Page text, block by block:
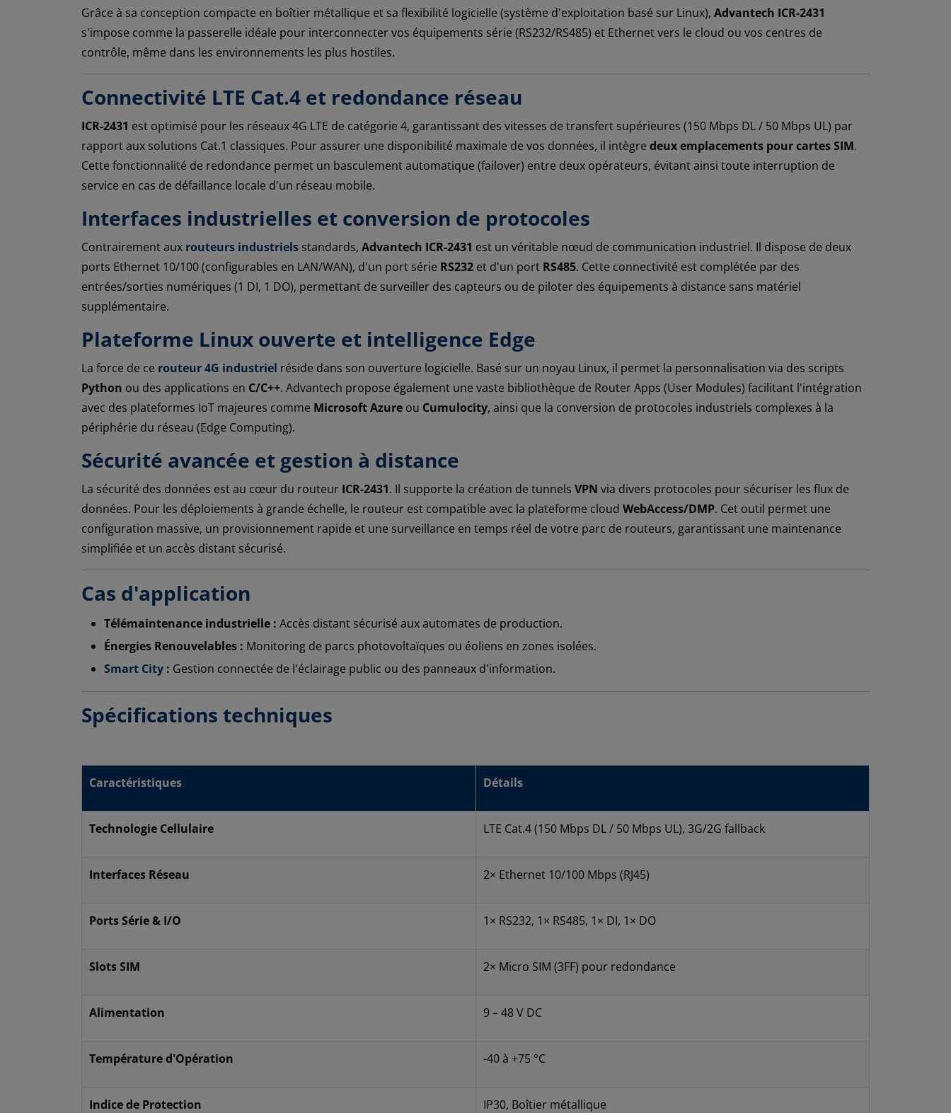
Grâce à sa conception compacte en boîtier métallique et sa flexibilité logicielle (système d'exploitation basé sur Linux), Advantech ICR-2431
s'impose comme la passerelle idéale pour interconnecter vos équipements série (RS232/RS485) et Ethernet vers le cloud ou vos centres de
contrôle, même dans les environnements les plus hostiles.
Connectivité LTE Cat.4 et redondance réseau
ICR-2431 est optimisé pour les réseaux 4G LTE de catégorie 4, garantissant des vitesses de transfert supérieures (150 Mbps DL / 50 Mbps UL) par
rapport aux solutions Cat.1 classiques. Pour assurer une disponibilité maximale de vos données, il intègre deux emplacements pour cartes SIM.
Cette fonctionnalité de redondance permet un basculement automatique (failover) entre deux opérateurs, évitant ainsi toute interruption de
service en cas de défaillance locale d'un réseau mobile.
Interfaces industrielles et conversion de protocoles
Contrairement aux routeurs industriels standards, Advantech ICR-2431 est un véritable nœud de communication industriel. Il dispose de deux
ports Ethernet 10/100 (configurables en LAN/WAN), d'un port série RS232 et d'un port RS485. Cette connectivité est complétée par des
entrées/sorties numériques (1 DI, 1 DO), permettant de surveiller des capteurs ou de piloter des équipements à distance sans matériel
supplémentaire.
Plateforme Linux ouverte et intelligence Edge
La force de ce routeur 4G industriel réside dans son ouverture logicielle. Basé sur un noyau Linux, il permet la personnalisation via des scripts
Python ou des applications en C/C++. Advantech propose également une vaste bibliothèque de Router Apps (User Modules) facilitant l'intégration
avec des plateformes IoT majeures comme Microsoft Azure ou Cumulocity, ainsi que la conversion de protocoles industriels complexes à la
périphérie du réseau (Edge Computing).
Sécurité avancée et gestion à distance
La sécurité des données est au cœur du routeur ICR-2431. Il supporte la création de tunnels VPN via divers protocoles pour sécuriser les flux de
données. Pour les déploiements à grande échelle, le routeur est compatible avec la plateforme cloud WebAccess/DMP. Cet outil permet une
configuration massive, un provisionnement rapide et une surveillance en temps réel de votre parc de routeurs, garantissant une maintenance
simplifiée et un accès distant sécurisé.
Cas d'application
Télémaintenance industrielle : Accès distant sécurisé aux automates de production.
Énergies Renouvelables : Monitoring de parcs photovoltaïques ou éoliens en zones isolées.
Smart City : Gestion connectée de l'éclairage public ou des panneaux d'information.
Spécifications techniques
Caractéristiques Détails
Technologie Cellulaire LTE Cat.4 (150 Mbps DL / 50 Mbps UL), 3G/2G fallback
Interfaces Réseau 2× Ethernet 10/100 Mbps (RJ45)
Ports Série & I/O 1× RS232, 1× RS485, 1× DI, 1× DO
Slots SIM 2× Micro SIM (3FF) pour redondance
Alimentation 9 – 48 V DC
Température d'Opération -40 à +75 °C
Indice de Protection IP30, Boîtier métallique